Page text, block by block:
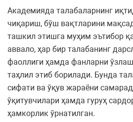
Академияда талабаларнинг
чиқариш, бўш вақтларини
ташкил этишга муҳим эътибор
аввало, ҳар бир талабанинг
фаоллиги ҳамда фанларни
таҳлил этиб борилади. Бунда
сифати ва ўқув жараёни
ўқитувчилари ҳамда гуруҳ
ҳамкорлик ўрнатилган.